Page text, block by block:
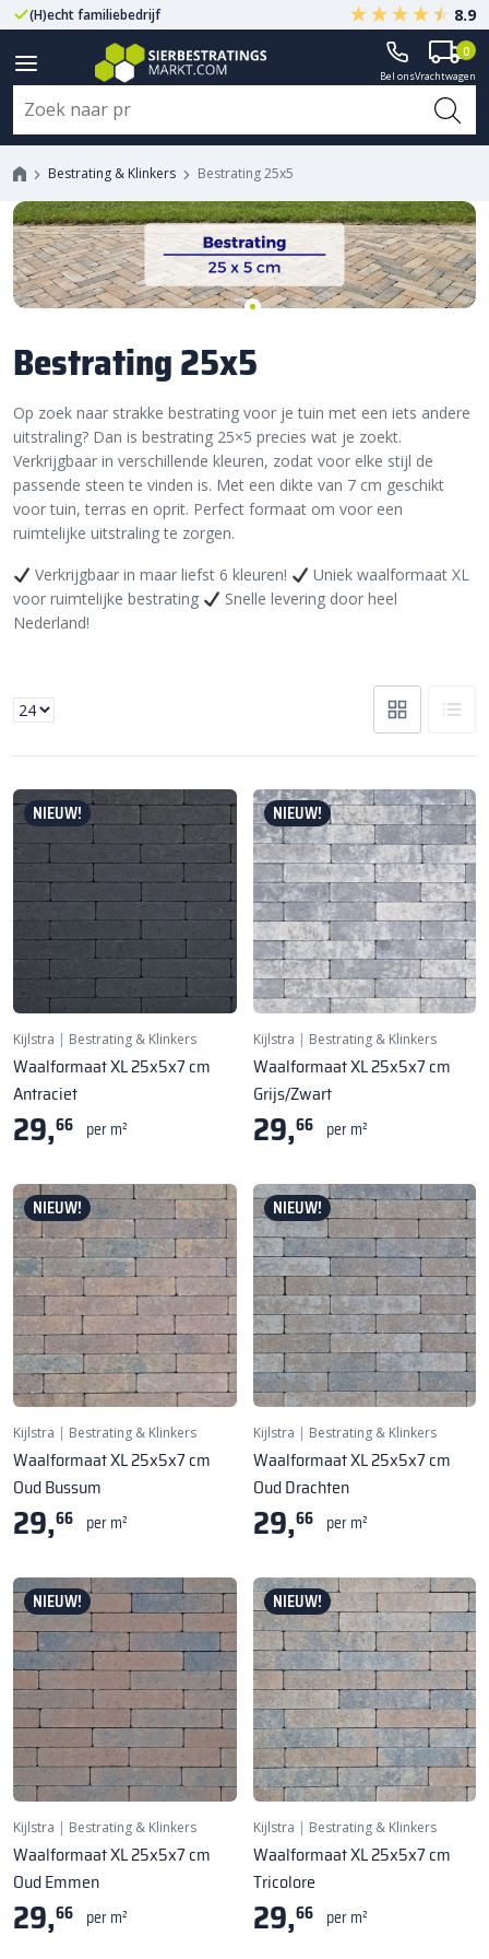
(H)echt familiebedrijf Gegarandeerd A-kwaliteit
8.9
Bel onsVrachtwagen
0
Bestrating & Klinkers Bestrating 25x5
Bestrating 25x5
Op zoek naar strakke bestrating voor je tuin met een iets andere
uitstraling? Dan is bestrating 25×5 precies wat je zoekt.
Verkrijgbaar in verschillende kleuren, zodat voor elke stijl de
passende steen te vinden is. Met een dikte van 7 cm geschikt
voor tuin, terras en oprit. Perfect formaat om voor een
ruimtelijke uitstraling te zorgen.
Verkrijgbaar in maar liefst 6 kleuren!
Uniek waalformaat XL
voor ruimtelijke bestrating
Snelle levering door heel
Nederland!
NIEUW!
Kijlstra | Bestrating & Klinkers
Waalformaat XL 25x5x7 cm
Antraciet
29,66 per m²
NIEUW!
Kijlstra | Bestrating & Klinkers
Waalformaat XL 25x5x7 cm
Grijs/Zwart
29,66 per m²
NIEUW!
Kijlstra | Bestrating & Klinkers
Waalformaat XL 25x5x7 cm
Oud Bussum
29,66 per m²
NIEUW!
Kijlstra | Bestrating & Klinkers
Waalformaat XL 25x5x7 cm
Oud Drachten
29,66 per m²
NIEUW!
Kijlstra | Bestrating & Klinkers
Waalformaat XL 25x5x7 cm
Oud Emmen
29,66 per m²
NIEUW!
Kijlstra | Bestrating & Klinkers
Waalformaat XL 25x5x7 cm
Tricolore
29,66 per m²